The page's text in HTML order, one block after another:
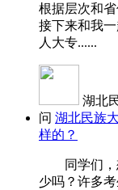
根据层次和
接下来和我
人大专......
湖北
问 湖北民族
样的？
同学们，
少吗？许多